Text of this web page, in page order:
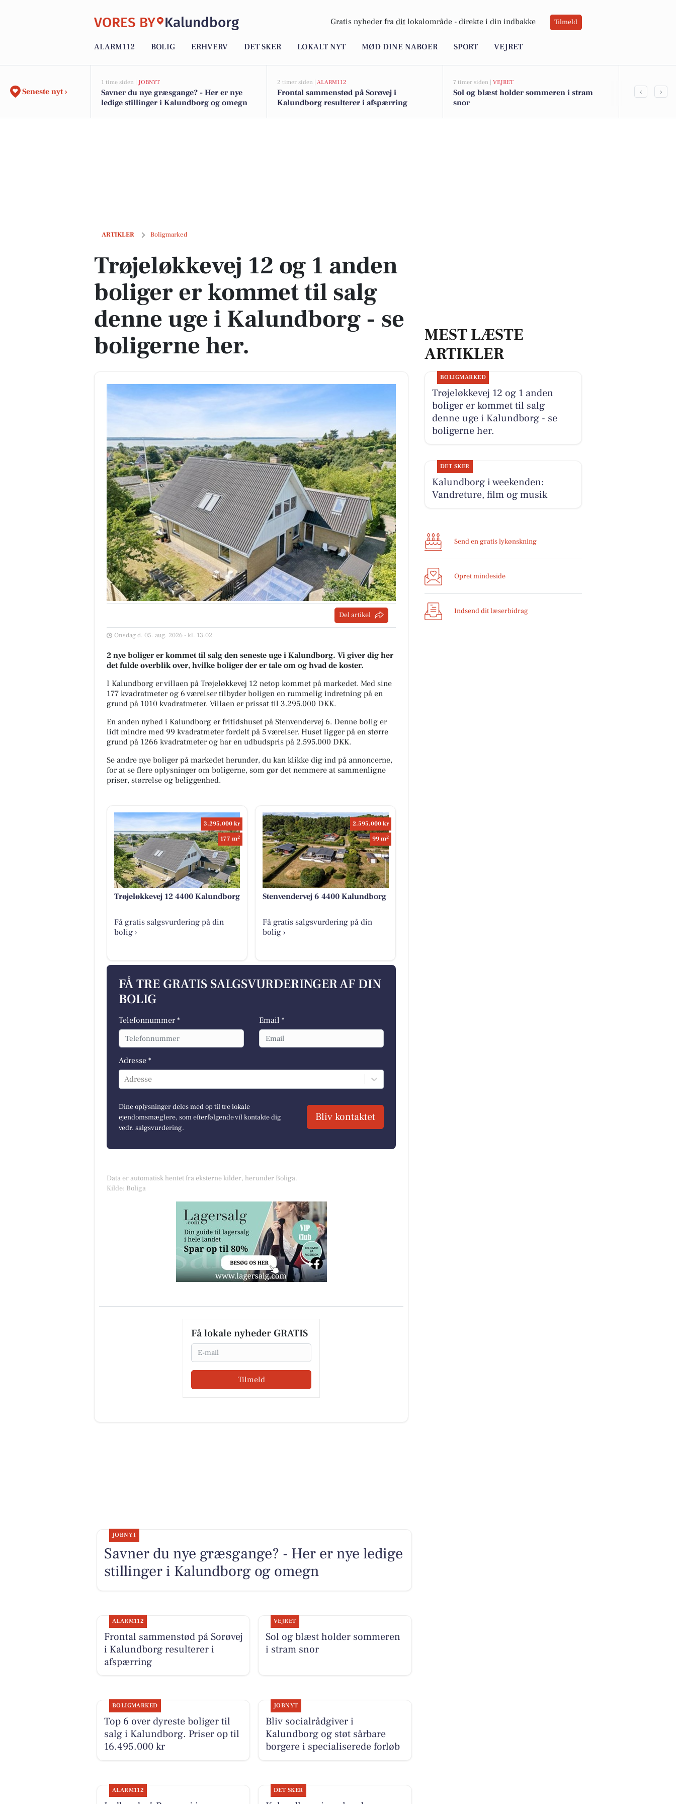
VORES BY Kalundborg Gratis nyheder fra dit lokalområde - direkte i din indbakke Tilmeld
ALARM112 BOLIG ERHVERV DET SKER LOKALT NYT MØD DINE NABOER SPORT VEJRET
Seneste nyt ›
1 time siden | JOBNYT
Savner du nye græsgange? - Her er nye
ledige stillinger i Kalundborg og omegn
2 timer siden | ALARM112
Frontal sammenstød på Sorøvej i
Kalundborg resulterer i afspærring
7 timer siden | VEJRET
Sol og blæst holder sommeren i stram
snor
Top 6 over
‹ ›
ARTIKLER Boligmarked
Trøjeløkkevej 12 og 1 anden boliger er kommet til salg denne uge i Kalundborg - se boligerne her.
Trøjeløkkevej 12 og 1 anden
boliger er kommet til salg
denne uge i Kalundborg - se
boligerne her.
Del artikel
Onsdag d. 05. aug. 2026 - kl. 13:02
2 nye boliger er kommet til salg den seneste uge i Kalundborg. Vi giver dig her
det fulde overblik over, hvilke boliger der er tale om og hvad de koster.
I Kalundborg er villaen på Trøjeløkkevej 12 netop kommet på markedet. Med sine
177 kvadratmeter og 6 værelser tilbyder boligen en rummelig indretning på en
grund på 1010 kvadratmeter. Villaen er prissat til 3.295.000 DKK.
En anden nyhed i Kalundborg er fritidshuset på Stenvendervej 6. Denne bolig er
lidt mindre med 99 kvadratmeter fordelt på 5 værelser. Huset ligger på en større
grund på 1266 kvadratmeter og har en udbudspris på 2.595.000 DKK.
Se andre nye boliger på markedet herunder, du kan klikke dig ind på annoncerne,
for at se flere oplysninger om boligerne, som gør det nemmere at sammenligne
priser, størrelse og beliggenhed.
3.295.000 kr
177 m2
Trøjeløkkevej 12 4400 Kalundborg
Få gratis salgsvurdering på din
bolig ›
2.595.000 kr
99 m2
Stenvendervej 6 4400 Kalundborg
Få gratis salgsvurdering på din
bolig ›
FÅ TRE GRATIS SALGSVURDERINGER AF DIN
BOLIG
Telefonnummer * Email *
Adresse *
Adresse
Dine oplysninger deles med op til tre lokale
ejendomsmæglere, som efterfølgende vil kontakte dig
vedr. salgsvurdering.
Bliv kontaktet
Data er automatisk hentet fra eksterne kilder, herunder Boliga.
Kilde: Boliga
Få lokale nyheder GRATIS
Email
Tilmeld
MEST LÆSTE
ARTIKLER
BOLIGMARKED
Trøjeløkkevej 12 og 1 anden
boliger er kommet til salg
denne uge i Kalundborg - se
boligerne her.
DET SKER
Kalundborg i weekenden:
Vandreture, film og musik
Send en gratis lykønskning
Opret mindeside
Indsend dit læserbidrag
JOBNYT
Savner du nye græsgange? - Her er nye ledige
stillinger i Kalundborg og omegn
ALARM112
Frontal sammenstød på Sorøvej
i Kalundborg resulterer i
afspærring
VEJRET
Sol og blæst holder sommeren
i stram snor
BOLIGMARKED
Top 6 over dyreste boliger til
salg i Kalundborg. Priser op til
16.495.000 kr
JOBNYT
Bliv socialrådgiver i
Kalundborg og støt sårbare
borgere i specialiserede forløb
ALARM112 DET SKER